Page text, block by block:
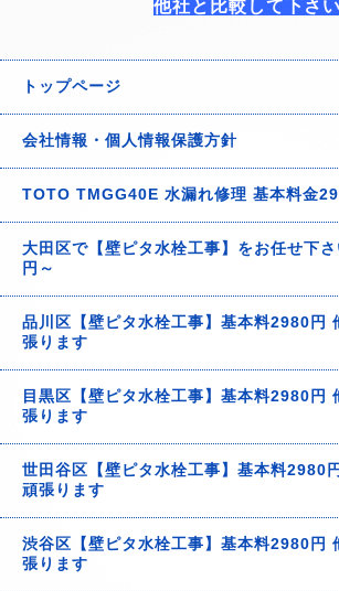
他社と比較して下さい
トップページ
会社情報・個人情報保護方針
TOTO TMGG40E 水漏れ修理 基本料金
大田区で【壁ピタ水栓工事】をお任せ下
円～
品川区【壁ピタ水栓工事】基本料2980円
張ります
目黒区【壁ピタ水栓工事】基本料2980円
張ります
世田谷区【壁ピタ水栓工事】基本料2980
頑張ります
渋谷区【壁ピタ水栓工事】基本料2980円
張ります